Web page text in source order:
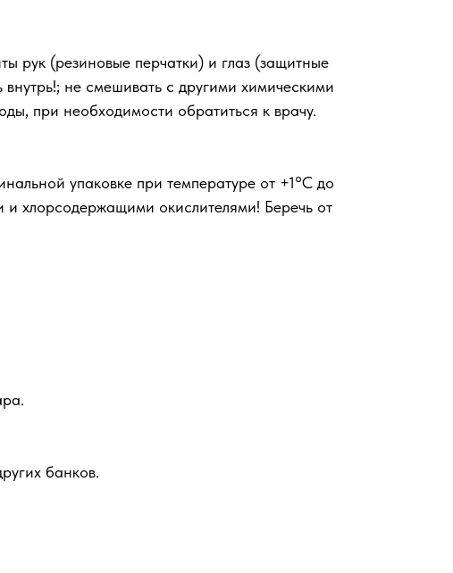
рук (резиновые перчатки) и глаз (защитные
не смешивать с другими химическими
при необходимости обратиться к врачу.
упаковке при температуре от +1°С до
хлорсодержащими окислителями! Беречь от
банков.